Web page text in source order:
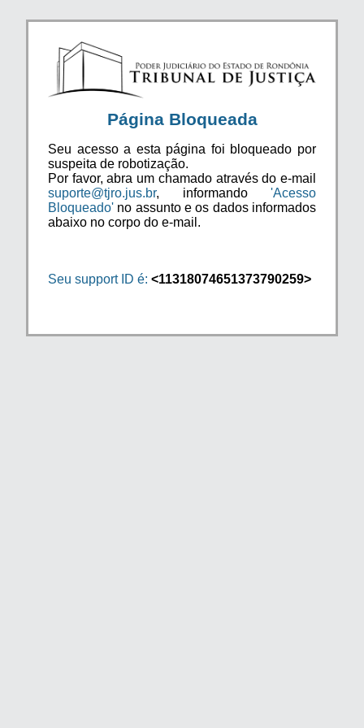
Página Bloqueada
Seu acesso a esta página foi bloqueado por
suspeita de robotização.
Por favor, abra um chamado através do e-mail
suporte@tjro.jus.br, informando 'Acesso
Bloqueado' no assunto e os dados informados
abaixo no corpo do e-mail.
Seu support ID é: <11318074651373790259>